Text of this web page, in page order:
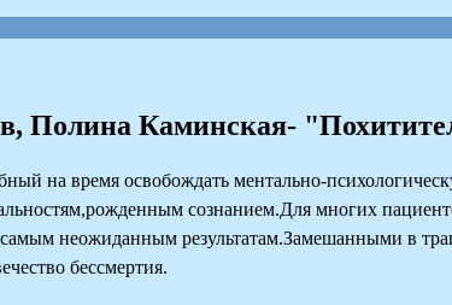
Полина Каминская-
на время освобождать ментально-
сознанием.Для многих
неожиданным результатам.Замешанными в
бессмертия.